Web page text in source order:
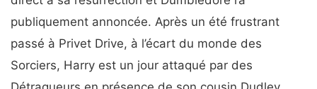
publiquement annoncée. Après un été frustrant
passé à Privet Drive, à l’écart du monde des
Sorciers, Harry est un jour attaqué par des